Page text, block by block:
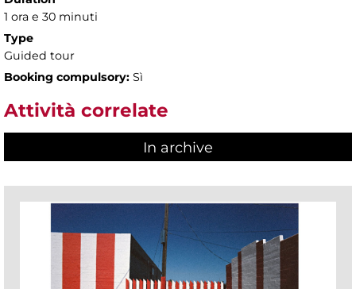
1 ora e 30 minuti
Type
Guided tour
Booking compulsory: Sì
Attività correlate
In archive